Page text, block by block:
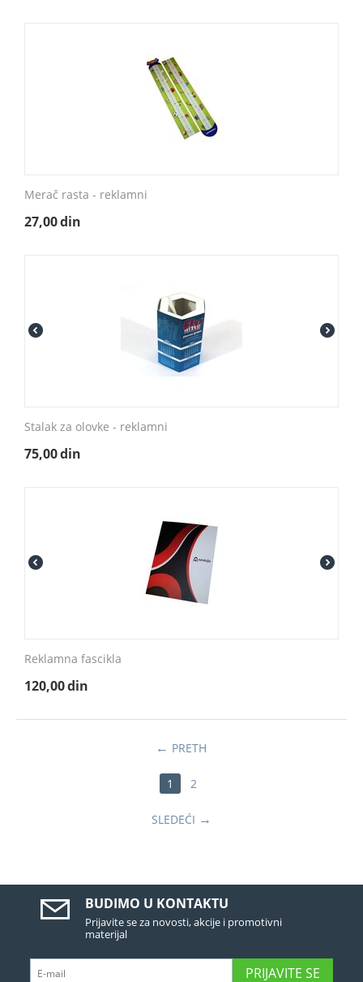
Merač rasta - reklamni
27,00din
Stalak za olovke - reklamni
75,00din
Reklamna fascikla
120,00din
PRETH
1 2
SLEDEĆI
BUDIMO U KONTAKTU
Prijavite se za novosti, akcije i promotivni
materijal
PRIJAVITE SE